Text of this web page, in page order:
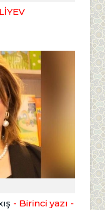
- Birinci yazı -